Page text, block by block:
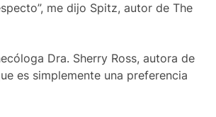
me dijo Spitz, autor de The
Dra. Sherry Ross, autora de
es simplemente una preferencia